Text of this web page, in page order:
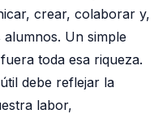
crear, colaborar y,
Un simple
toda esa riqueza.
debe reflejar la
labor,